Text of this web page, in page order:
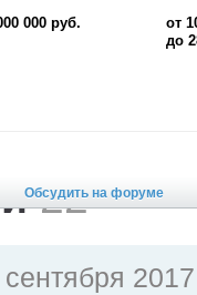
400 000руб.
от 6
до
Обсудить на форуме
22